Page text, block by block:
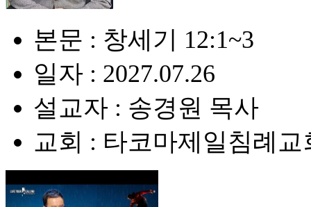
본문 : 창세기 12:1~3
일자 : 2027.07.26
설교자 : 송경원 목사
교회 : 타코마제일침례교